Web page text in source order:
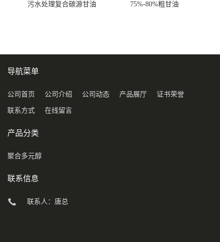
污水处理复合碳源甘油
75%-80%粗甘油
导航菜单
公司首页 公司介绍 公司动态 产品展厅 证书荣誉
联系方式 在线留言
产品分类
聚合多元醇
联系信息
联系人：唐总